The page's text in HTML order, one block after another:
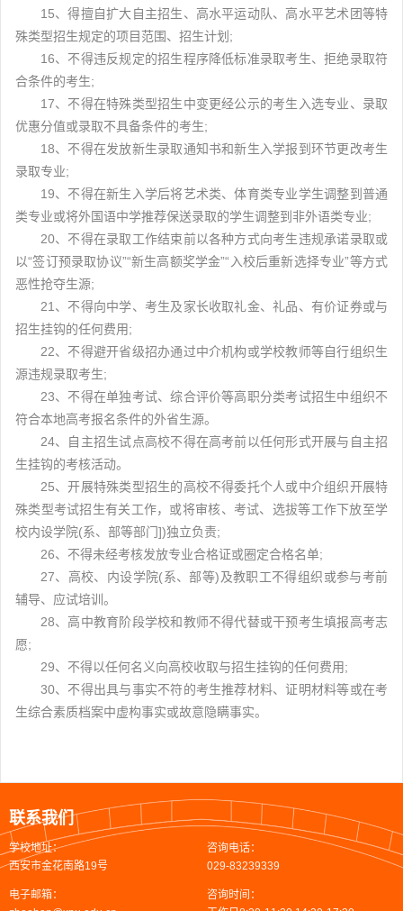
15、得擅自扩大自主招生、高水平运动队、高水平艺术团等特
殊类型招生规定的项目范围、招生计划;
16、不得违反规定的招生程序降低标准录取考生、拒绝录取符
合条件的考生;
17、不得在特殊类型招生中变更经公示的考生入选专业、录取
优惠分值或录取不具备条件的考生;
18、不得在发放新生录取通知书和新生入学报到环节更改考生
录取专业;
19、不得在新生入学后将艺术类、体育类专业学生调整到普通
类专业或将外国语中学推荐保送录取的学生调整到非外语类专业;
20、不得在录取工作结束前以各种方式向考生违规承诺录取或
以“签订预录取协议”“新生高额奖学金”“入校后重新选择专业”等方式
恶性抢夺生源;
21、不得向中学、考生及家长收取礼金、礼品、有价证券或与
招生挂钩的任何费用;
22、不得避开省级招办通过中介机构或学校教师等自行组织生
源违规录取考生;
23、不得在单独考试、综合评价等高职分类考试招生中组织不
符合本地高考报名条件的外省生源。
24、自主招生试点高校不得在高考前以任何形式开展与自主招
生挂钩的考核活动。
25、开展特殊类型招生的高校不得委托个人或中介组织开展特
殊类型考试招生有关工作，或将审核、考试、选拔等工作下放至学
校内设学院(系、部等部门])独立负责;
26、不得未经考核发放专业合格证或圈定合格名单;
27、高校、内设学院(系、部等)及教职工不得组织或参与考前
辅导、应试培训。
28、高中教育阶段学校和教师不得代替或干预考生填报高考志
愿;
29、不得以任何名义向高校收取与招生挂钩的任何费用;
30、不得出具与事实不符的考生推荐材料、证明材料等或在考
生综合素质档案中虚构事实或故意隐瞒事实。
联系我们
学校地址：
西安市金花南路19号
咨询电话：
029-83239339
电子邮箱：
咨询时间：